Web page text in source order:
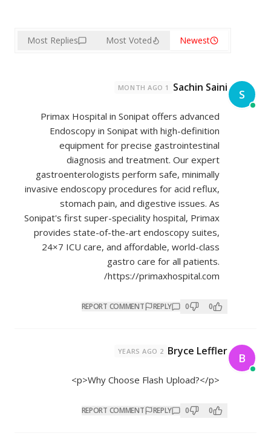
Newest
Most Voted
Most Replies
S
Sachin Saini
1 MONTH AGO
Primax Hospital in Sonipat offers advanced
Endoscopy in Sonipat with high-definition
equipment for precise gastrointestinal
diagnosis and treatment. Our expert
gastroenterologists perform safe, minimally
invasive endoscopy procedures for acid reflux,
stomach pain, and digestive issues. As
Sonipat's first super-speciality hospital, Primax
provides state-of-the-art endoscopy suites,
24×7 ICU care, and affordable, world-class
gastro care for all patients.
https://primaxhospital.com/
0
0
REPLY
REPORT COMMENT
B
Bryce Leffler
2 YEARS AGO
<p>Why Choose Flash Upload?</p>
0
0
REPLY
REPORT COMMENT